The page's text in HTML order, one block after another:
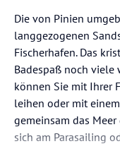
Die von Pinien
langgezogenen
Fischerhafen. Das
Badespaß noch viele
können Sie mit Ihrer
leihen oder mit
gemeinsam das
sich am Parasailing